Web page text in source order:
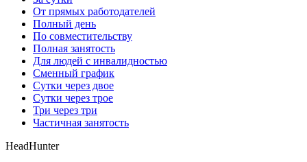
От прямых работодателей
Полный день
По совместительству
Полная занятость
Для людей с инвалидностью
Сменный график
Сутки через двое
Сутки через трое
Три через три
Частичная занятость
HeadHunter